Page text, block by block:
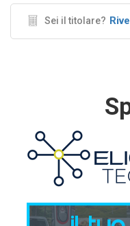
Sei il titolare?